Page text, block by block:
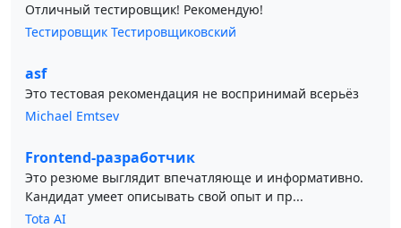
Отличный тестировщик! Рекомендую!
Тестировщик Тестировщиковский
asf
Это тестовая рекомендация не воспринимай всерьёз
Michael Emtsev
Frontend-разработчик
Это резюме выглядит впечатляюще и информативно.
Кандидат умеет описывать свой опыт и пр...
Tota AI